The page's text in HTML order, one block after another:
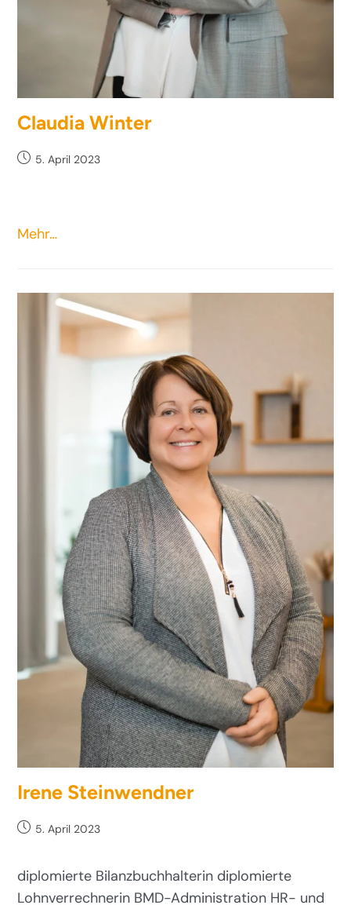
Claudia Winter
5. April 2023
Mehr…
Irene Steinwendner
5. April 2023
diplomierte Bilanzbuchhalterin diplomierte
Lohnverrechnerin BMD-Administration HR- und